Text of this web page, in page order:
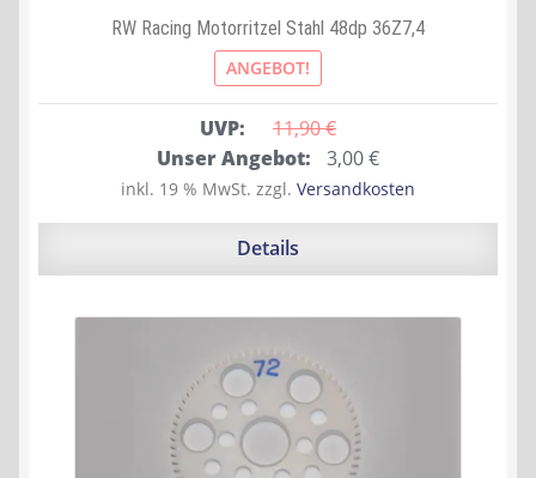
RW Racing Motorritzel Stahl 48dp 36Z7,4
ANGEBOT!
UVP: 11,90 €
Ursprünglicher
Preis
war:
Unser Angebot: 3,00€Aktueller
Preis
ist:
inkl. 19 % MwSt. zzgl. Versandkosten
Details